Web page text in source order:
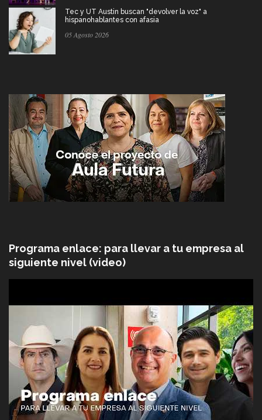
Tec y UT Austin buscan "devolver la voz" a
hispanohablantes con afasia
05 Agosto 2026
Programa enlace: para llevar a tu empresa al
siguiente nivel (video)